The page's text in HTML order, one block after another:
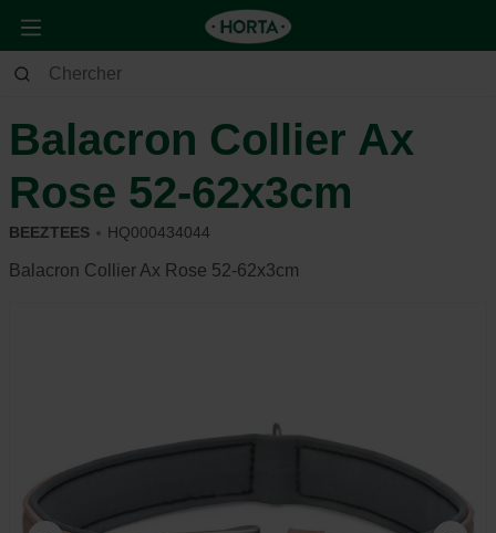
Animaux Chien
Balacron Collier Ax
Rose 52-62x3cm
BEEZTEES HQ000434044
Balacron Collier Ax Rose 52-62x3cm